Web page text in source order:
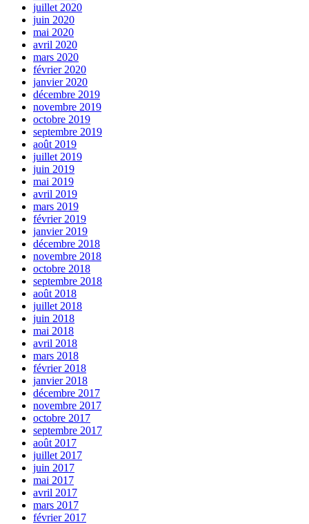
juillet 2020
juin 2020
mai 2020
avril 2020
mars 2020
février 2020
janvier 2020
décembre 2019
novembre 2019
octobre 2019
septembre 2019
août 2019
juillet 2019
juin 2019
mai 2019
avril 2019
mars 2019
février 2019
janvier 2019
décembre 2018
novembre 2018
octobre 2018
septembre 2018
août 2018
juillet 2018
juin 2018
mai 2018
avril 2018
mars 2018
février 2018
janvier 2018
décembre 2017
novembre 2017
octobre 2017
septembre 2017
août 2017
juillet 2017
juin 2017
mai 2017
avril 2017
mars 2017
février 2017